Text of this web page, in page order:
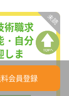
舗から半径
め、地域に
の強み。飛
業活動は一
できる環境
単な部位の
術職求
・自分
しま
会員登録